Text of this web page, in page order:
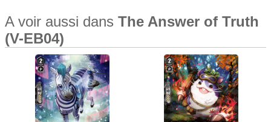
A voir aussi dans The Answer of Truth
(V-EB04)